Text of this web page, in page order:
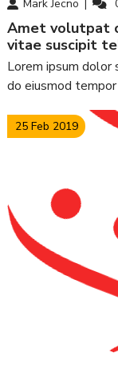
Mark Jecno
amet volutpat consequat mauris nunc congue nisi
vitae suscipit
Lorem ipsum dolor
do eiusmod
25 Feb 2019